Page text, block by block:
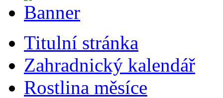
Titulní stránka
Zahradnický kalendář
Rostlina měsíce